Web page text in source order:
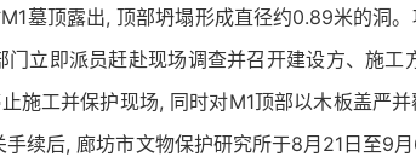
墓顶露出, 顶部坍塌形成直径约0.89米的洞
立即派员赶赴现场调查并召开建设方、施工
施工并保护现场, 同时对M1顶部以木板盖严并
续后, 廊坊市文物保护研究所于8月21日至9